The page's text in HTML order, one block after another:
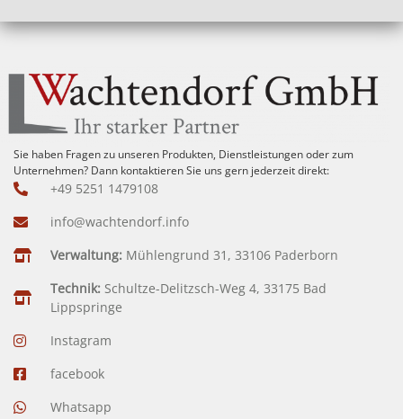
Sie haben Fragen zu unseren Produkten, Dienstleistungen oder zum
Unternehmen? Dann kontaktieren Sie uns gern jederzeit direkt:
+49 5251 1479108
info@wachtendorf.info
Verwaltung: Mühlengrund 31, 33106 Paderborn
Technik: Schultze-Delitzsch-Weg 4, 33175 Bad
Lippspringe
Instagram
facebook
Whatsapp